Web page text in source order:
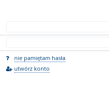
nie pamiętam hasła
utwórz konto